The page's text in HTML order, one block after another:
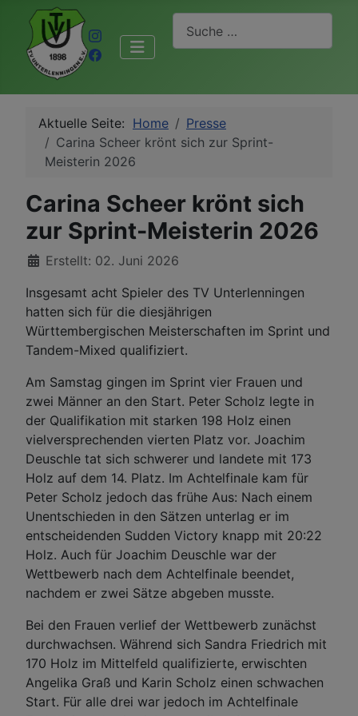
Aktuelle Seite: Home
Presse
Carina Scheer krönt sich zur Sprint-
Meisterin 2026
Carina Scheer krönt sich
zur Sprint-Meisterin 2026
DetailsErstellt: 02. Juni 2026
Insgesamt acht Spieler des TV Unterlenningen
hatten sich für die diesjährigen
Württembergischen Meisterschaften im Sprint und
Tandem-Mixed qualifiziert.
Am Samstag gingen im Sprint vier Frauen und
zwei Männer an den Start. Peter Scholz legte in
der Qualifikation mit starken 198 Holz einen
vielversprechenden vierten Platz vor. Joachim
Deuschle tat sich schwerer und landete mit 173
Holz auf dem 14. Platz. Im Achtelfinale kam für
Peter Scholz jedoch das frühe Aus: Nach einem
Unentschieden in den Sätzen unterlag er im
entscheidenden Sudden Victory knapp mit 20:22
Holz. Auch für Joachim Deuschle war der
Wettbewerb nach dem Achtelfinale beendet,
nachdem er zwei Sätze abgeben musste.
Bei den Frauen verlief der Wettbewerb zunächst
durchwachsen. Während sich Sandra Friedrich mit
170 Holz im Mittelfeld qualifizierte, erwischten
Angelika Graß und Karin Scholz einen schwachen
Start. Für alle drei war jedoch im Achtelfinale